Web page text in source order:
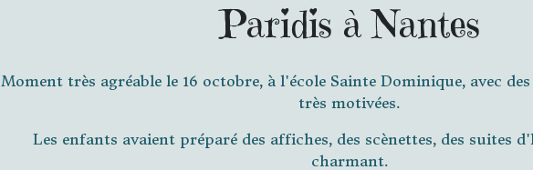
Paridis à Nantes
Moment très agréable le 16 octobre, à l'école Sainte Dominique, avec
très motivées.
Les enfants avaient préparé des affiches, des scènettes, des suites
charmant.